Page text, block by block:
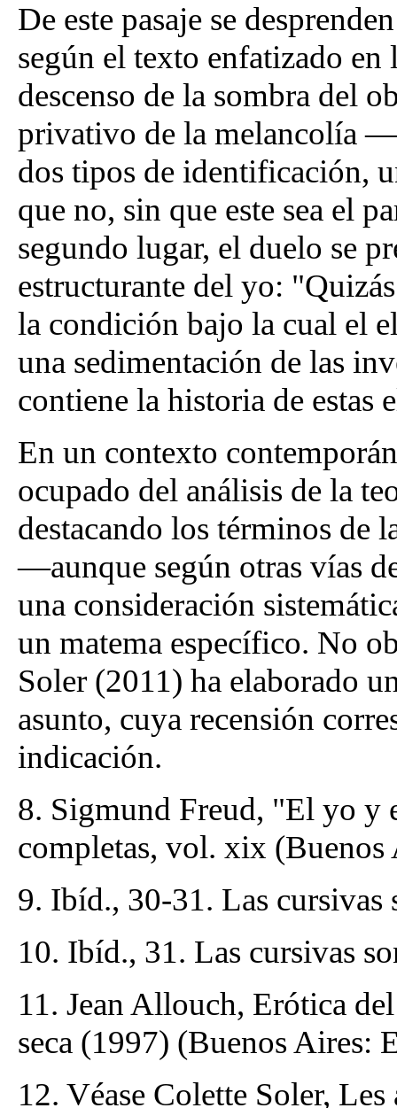
De este pasaje se
según el texto enfatizado
descenso de la sombra del
privativo de la melancolía
dos tipos de identificación,
que no, sin que este sea el
segundo lugar, el duelo se
estructurante del yo:
la condición bajo la cual el
una sedimentación de las
contiene la historia de estas
En un contexto
ocupado del análisis de la
destacando los términos de
—aunque según otras vías
una consideración
un matema específico. No
Soler (2011) ha elaborado
asunto, cuya recensión
indicación.
8. Sigmund Freud, "El yo y
completas, vol. xix
9. Ibíd., 30-31. Las cursivas
10. Ibíd., 31. Las cursivas
11. Jean Allouch, Erótica
seca (1997) (Buenos Aires:
12. Véase Colette Soler,